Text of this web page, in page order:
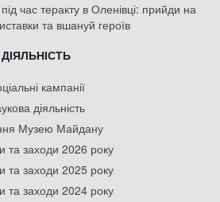
час теракту в Оленівці: прийди на
та вшануй героїв
ДІЯЛЬНІСТЬ
кампанії
діяльність
Музею Майдану
та заходи 2026 року
та заходи 2025 року
та заходи 2024 року